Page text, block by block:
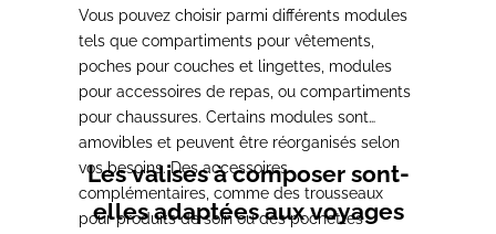
Vous pouvez choisir parmi différents modules
tels que compartiments pour vêtements,
poches pour couches et lingettes, modules
pour accessoires de repas, ou compartiments
pour chaussures. Certains modules sont
amovibles et peuvent être réorganisés selon
vos besoins. Des accessoires
complémentaires, comme des trousseaux
pour produits de soin ou des pochettes
Les valises à composer sont-
elles adaptées aux voyages